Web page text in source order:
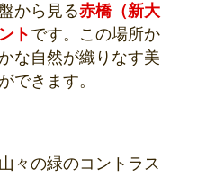
から見る赤橋（新大
ト です。この場所か
な自然が織りなす美
できます。
々の緑のコントラス